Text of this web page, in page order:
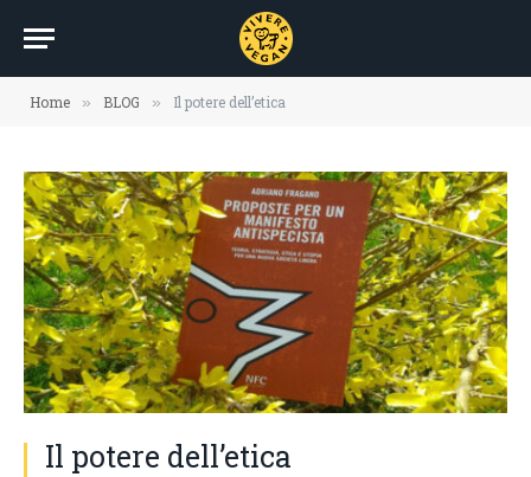
Home » BLOG » Il potere dell’etica
Il potere dell’etica